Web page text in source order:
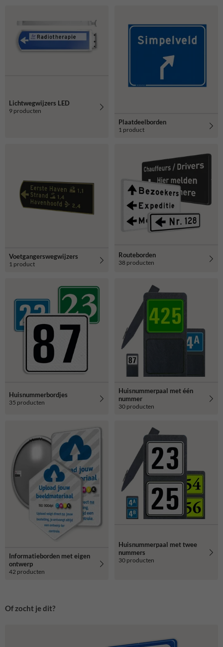
Lichtwegwijzers LED
9 producten
Plaatdeelborden
1 product
Voetgangerswegwijzers
1 product
Routeborden
38 producten
Huisnummerbordjes
35 producten
Huisnummerpaal met één
nummer
30 producten
Informatieborden met eigen
ontwerp
42 producten
Huisnummerpaal met twee
nummers
30 producten
Of zocht je dit?